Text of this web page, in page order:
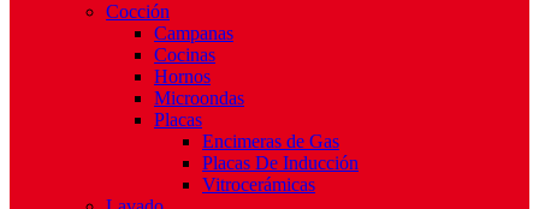
Cocción
Campanas
Cocinas
Hornos
Microondas
Placas
Encimeras de Gas
Placas De Inducción
Vitrocerámicas